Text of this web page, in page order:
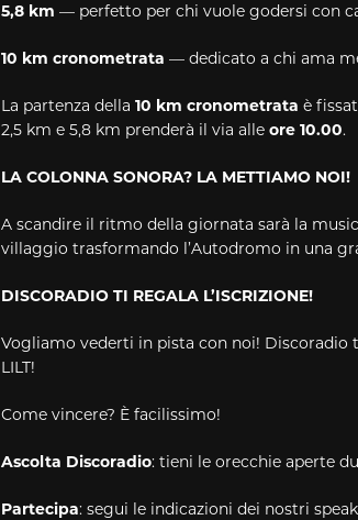
5,8 km — perfetto per chi vuole godersi con
10 km cronometrata — dedicato a chi ama
La partenza della 10 km cronometrata è
2,5 km e 5,8 km prenderà il via alle ore 10.00.
LA COLONNA SONORA? LA METTIAMO NOI!
A scandire il ritmo della giornata sarà la
villaggio trasformando l’Autodromo in una
DISCORADIO TI REGALA L’ISCRIZIONE!
Vogliamo vederti in pista con noi!
LILT!
Come vincere? È facilissimo!
Ascolta Discoradio: tieni le orecchie aperte
Partecipa: segui le indicazioni dei nostri